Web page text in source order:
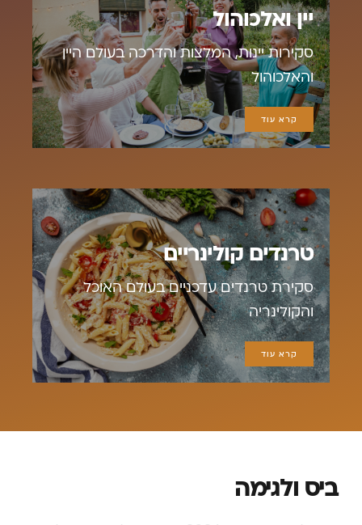
יין ואלכוהול
סקירות יינות, המלצות והדרכה בעולם היין
והאלכוהול
קרא עוד
טרנדים קולינריים
סקירת טרנדים עדכניים בעולם האוכל
והקולינריה
קרא עוד
ביס ולגימה